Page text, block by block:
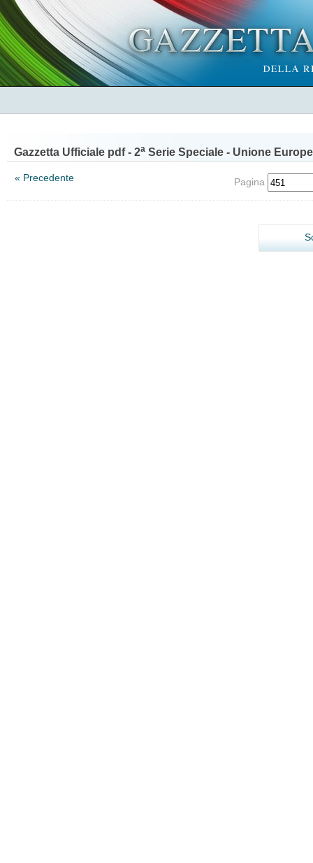
Gazzetta Ufficiale pdf - 2a Serie Speciale - Unione
« Precedente Pagina